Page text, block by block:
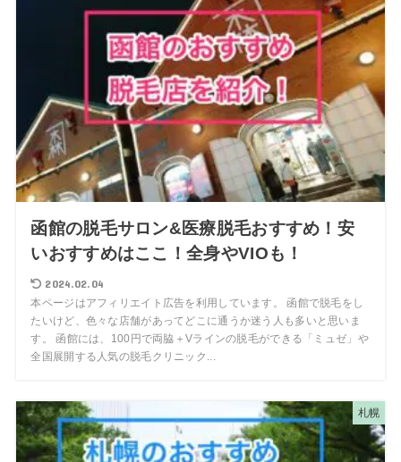
函館の脱毛サロン&医療脱毛おすすめ！安
いおすすめはここ！全身やVIOも！
2024.02.04
本ページはアフィリエイト広告を利用しています。 函館で脱毛をし
たいけど、色々な店舗があってどこに通うか迷う人も多いと思いま
す。 函館には、100円で両脇＋Vラインの脱毛ができる「ミュゼ」や
全国展開する人気の脱毛クリニック...
札幌